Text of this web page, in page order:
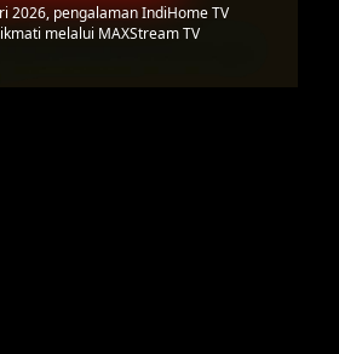
2026, pengalaman IndiHome TV
melalui MAXStream TV